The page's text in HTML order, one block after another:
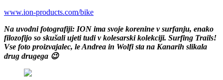
www.ion-products.com/bike
Na uvodni fotografiji: ION ima svoje korenine v surfanju, enako
filozofijo so skušali ujeti tudi v kolesarski kolekciji. Surfing Trails!
Vse foto proizvajalec, le Andrea in Wolfi sta na Kanarih slikala
drug drugega 😉